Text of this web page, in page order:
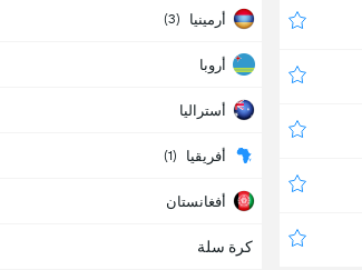
أرمينيا (3)
أروبا
أستراليا
أفريقيا (1)
أفغانستان
ألبانيا
كرة سلة